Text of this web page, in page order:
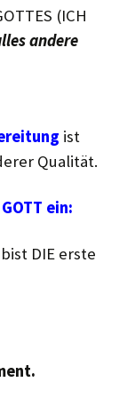
(ICH
andere
ist
Qualität.
ein:
DIE erste